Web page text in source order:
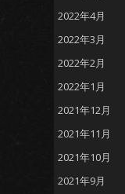
2022年4月
2022年3月
2022年2月
2022年1月
2021年12月
2021年11月
2021年10月
2021年9月